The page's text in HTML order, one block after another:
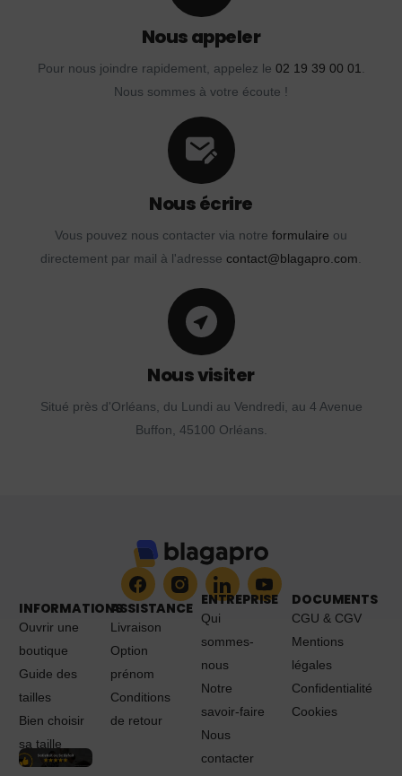
Nous appeler
Pour nous joindre rapidement, appelez le 02 19 39 00 01.
Nous sommes à votre écoute !
Nous écrire
Vous pouvez nous contacter via notre formulaire ou
directement par mail à l'adresse contact@blagapro.com.
Nous visiter
Situé près d'Orléans, du Lundi au Vendredi, au 4 Avenue
Buffon, 45100 Orléans.
INFORMATIONS
Ouvrir une
boutique
Guide des
tailles
Bien choisir
sa taille
ASSISTANCE
Livraison
Option
prénom
Conditions
de retour
ENTREPRISE
Qui
sommes-
nous
Notre
savoir-faire
Nous
contacter
DOCUMENTS
CGU & CGV
Mentions
légales
Confidentialité
Cookies